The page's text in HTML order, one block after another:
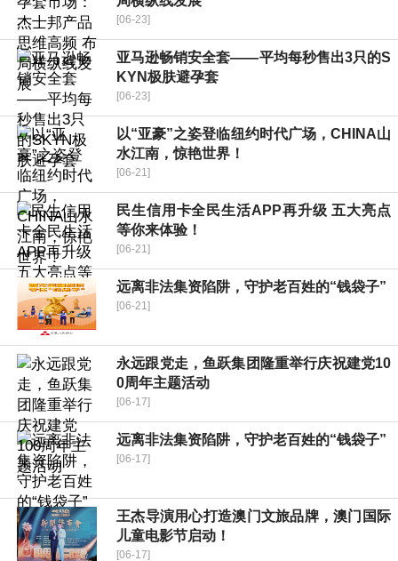
[06-23]
亚马逊畅销安全套——平均每秒售出3只的S
KYN极肤避孕套
[06-23]
以“亚豪”之姿登临纽约时代广场，CHINA山
水江南，惊艳世界！
[06-21]
民生信用卡全民生活APP再升级 五大亮点
等你来体验！
[06-21]
远离非法集资陷阱，守护老百姓的“钱袋子”
[06-21]
永远跟党走，鱼跃集团隆重举行庆祝建党10
0周年主题活动
[06-17]
远离非法集资陷阱，守护老百姓的“钱袋子”
[06-17]
王杰导演用心打造澳门文旅品牌，澳门国际
儿童电影节启动！
[06-17]